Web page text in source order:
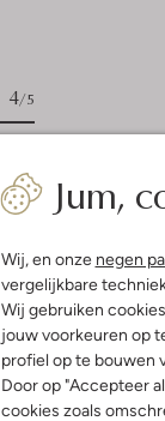
Jum,
Wij, en onze negen
vergelijkbare
Wij gebruiken
jouw voorkeuren op
profiel op te bouwen
Door op "Accepteer
cookies zoals
4/5